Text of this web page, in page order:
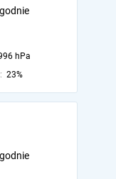
hPa
23%